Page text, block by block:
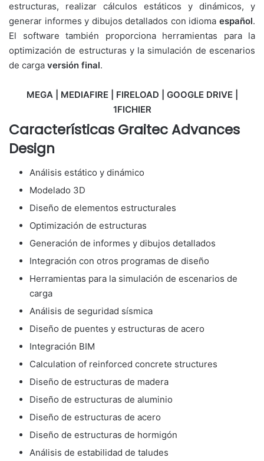
estructuras, realizar cálculos estáticos y dinámicos, y
generar informes y dibujos detallados con idioma español.
El software también proporciona herramientas para la
optimización de estructuras y la simulación de escenarios
de carga versión final.
MEGA | MEDIAFIRE | FIRELOAD | GOOGLE DRIVE |
1FICHIER
Características Graitec Advances
Design
Análisis estático y dinámico
Modelado 3D
Diseño de elementos estructurales
Optimización de estructuras
Generación de informes y dibujos detallados
Integración con otros programas de diseño
Herramientas para la simulación de escenarios de
carga
Análisis de seguridad sísmica
Diseño de puentes y estructuras de acero
Integración BIM
Calculation of reinforced concrete structures
Diseño de estructuras de madera
Diseño de estructuras de aluminio
Diseño de estructuras de acero
Diseño de estructuras de hormigón
Análisis de estabilidad de taludes